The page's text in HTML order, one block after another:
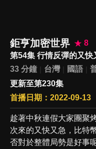
鉅亨加密世界
8
第54集 行情反彈的又快
33 分鐘
台灣 國語
更新至第230集
首播日期：2022-09-13
趁著中秋連假大家團聚
次來的又快又急，比特
否對於整體局勢是好事